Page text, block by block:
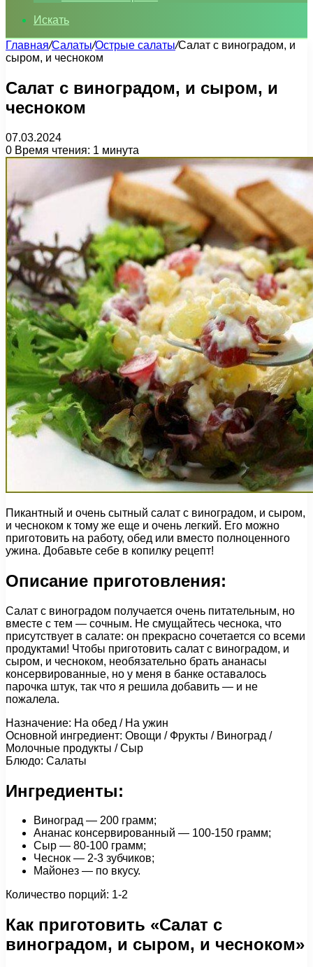
Искать
Главная/Салаты/Острые салаты/Салат с виноградом, и
сыром, и чесноком
Салат с виноградом, и сыром, и
чесноком
07.03.2024
0 Время чтения: 1 минута
Пикантный и очень сытный салат с виноградом, и сыром,
и чесноком к тому же еще и очень легкий. Его можно
приготовить на работу, обед или вместо полноценного
ужина. Добавьте себе в копилку рецепт!
Описание приготовления:
Салат с виноградом получается очень питательным, но
вместе с тем — сочным. Не смущайтесь чеснока, что
присутствует в салате: он прекрасно сочетается со всеми
продуктами! Чтобы приготовить салат с виноградом, и
сыром, и чесноком, необязательно брать ананасы
консервированные, но у меня в банке оставалось
парочка штук, так что я решила добавить — и не
пожалела.
Назначение: На обед / На ужин
Основной ингредиент: Овощи / Фрукты / Виноград /
Молочные продукты / Сыр
Блюдо: Салаты
Ингредиенты:
Виноград — 200 грамм;
Ананас консервированный — 100-150 грамм;
Сыр — 80-100 грамм;
Чеснок — 2-3 зубчиков;
Майонез — по вкусу.
Количество порций: 1-2
Как приготовить «Салат с
виноградом, и сыром, и чесноком»